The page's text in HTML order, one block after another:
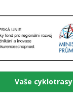
Vaše cyklotrasy